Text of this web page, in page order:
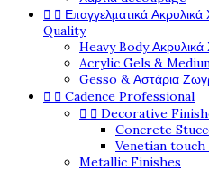
  Επαγγελματικά
Quality
Heavy Body
Acrylic Gels &
Gesso & Αστάρια
  Cadence Professional
  Decorative
Concrete
Venetian
Metallic Finishes